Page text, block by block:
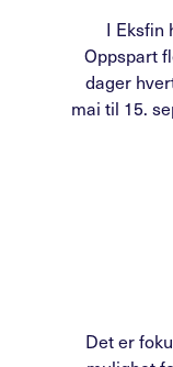
I Eksfin
Oppspart
dager
mai til 15.
Det er